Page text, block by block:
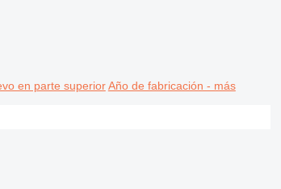
en parte superior Año de fabricación - más